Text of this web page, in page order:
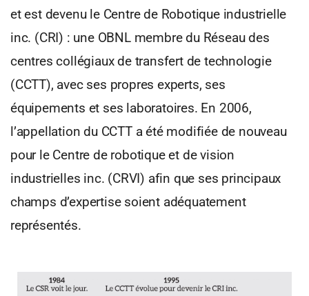
et est devenu le Centre de Robotique industrielle
inc. (CRI) : une OBNL membre du Réseau des
centres collégiaux de transfert de technologie
(CCTT), avec ses propres experts, ses
équipements et ses laboratoires. En 2006,
l’appellation du CCTT a été modifiée de nouveau
pour le Centre de robotique et de vision
industrielles inc. (CRVI) afin que ses principaux
champs d’expertise soient adéquatement
représentés.